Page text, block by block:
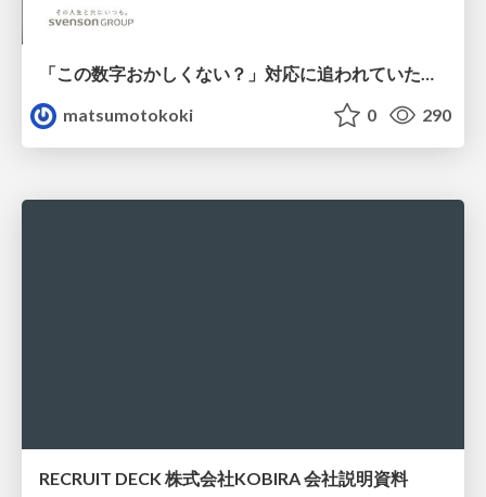
「この数字おかしくない？」対応に追われていたのに、 Claude Codeで設計改善まで着手できた話
matsumotokoki
0 290
RECRUIT DECK 株式会社KOBIRA 会社説明資料